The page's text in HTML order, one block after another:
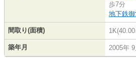
歩7分
地下鉄
間取り(面積)
築年月 2005年